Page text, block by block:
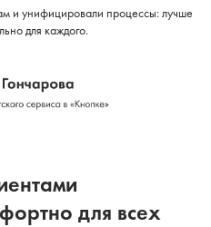
и унифицировали процессы: лучше
для каждого.
для всех